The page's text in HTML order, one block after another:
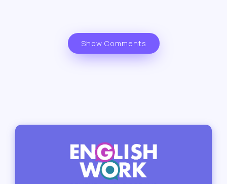
Show Comments